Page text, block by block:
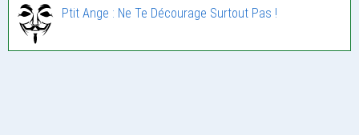
Ptit Ange : Ne Te Décourage Surtout Pas !